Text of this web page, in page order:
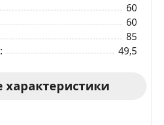
60
60
85
49,5
характеристики